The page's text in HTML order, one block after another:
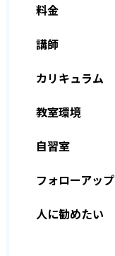
料金
講師
カリキュラム
教室環境
自習室
フォローアップ
人に勧めたい